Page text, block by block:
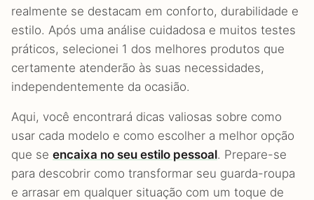
realmente se destacam em conforto, durabilidade e
estilo. Após uma análise cuidadosa e muitos testes
práticos, selecionei 1 dos melhores produtos que
certamente atenderão às suas necessidades,
independentemente da ocasião.
Aqui, você encontrará dicas valiosas sobre como
usar cada modelo e como escolher a melhor opção
que se encaixa no seu estilo pessoal. Prepare-se
para descobrir como transformar seu guarda-roupa
e arrasar em qualquer situação com um toque de